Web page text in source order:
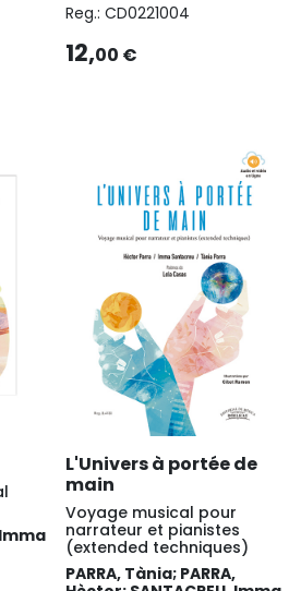
Reg.: CD0221004
12,00 €
L'Univers à portée de
main
Voyage musical pour
narrateur et pianistes
(extended techniques)
PARRA, Tània; PARRA,